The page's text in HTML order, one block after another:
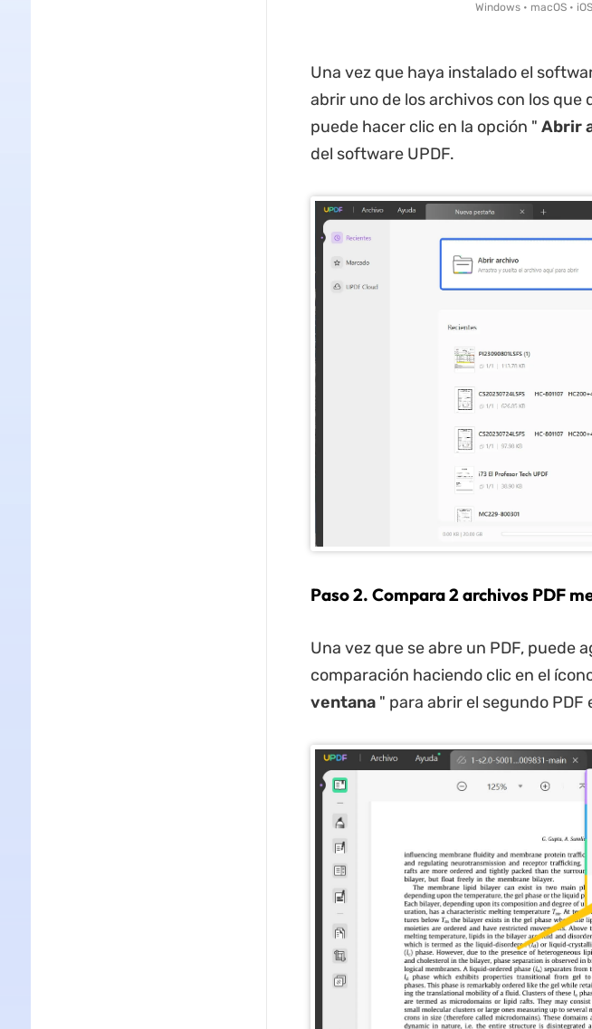
Windows • macOS •
Una vez que haya instalado el
abrir uno de los archivos con los que
puede hacer clic en la opción " Abrir
del software UPDF.
Paso 2. Compara 2 archivos PDF
Una vez que se abre un PDF, puede
comparación haciendo clic en el
ventana" para abrir el segundo PDF